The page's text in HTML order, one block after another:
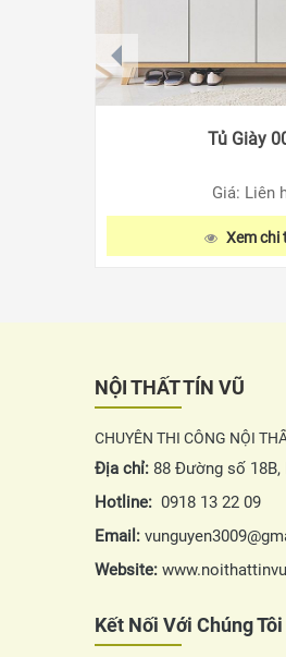
Tủ Giày
Giá: Liên
Xem chi
prev
NỘI THẤT TÍN VŨ
CHUYÊN THI CÔNG NỘI
Địa chỉ: 88 Đường số 18B,
Hotline: 0918 13 22 09
Email:
Website:
Kết Nối Với Chúng Tôi